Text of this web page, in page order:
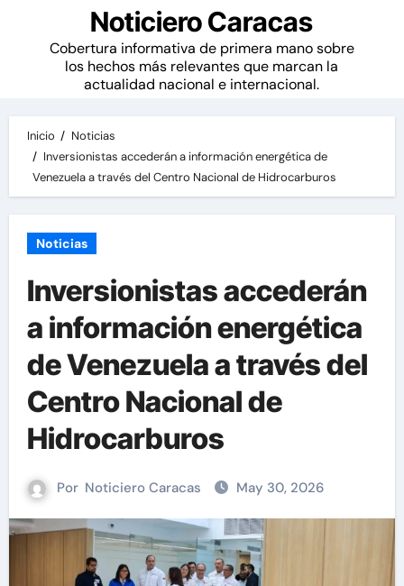
Noticiero Caracas
Cobertura informativa de primera mano sobre
los hechos más relevantes que marcan la
actualidad nacional e internacional.
Inicio
Noticias
Inversionistas accederán a información energética de
Venezuela a través del Centro Nacional de Hidrocarburos
Noticias
Inversionistas accederán
a información energética
de Venezuela a través del
Centro Nacional de
Hidrocarburos
Por Noticiero Caracas May 30, 2026